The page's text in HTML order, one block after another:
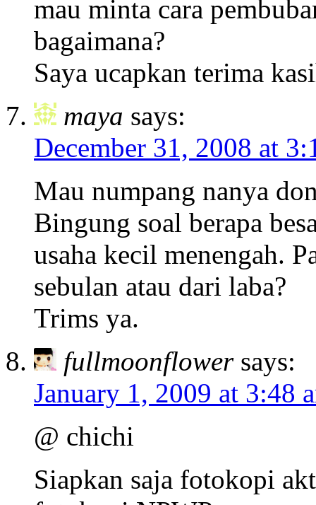
mau minta cara
bagaimana?
Saya ucapkan terima
maya says:
December 31, 2008 at
Mau numpang nanya
Bingung soal berapa
usaha kecil menengah.
sebulan atau dari laba?
Trims ya.
fullmoonflower says:
January 1, 2009 at 3:48
@ chichi
Siapkan saja fotokopi